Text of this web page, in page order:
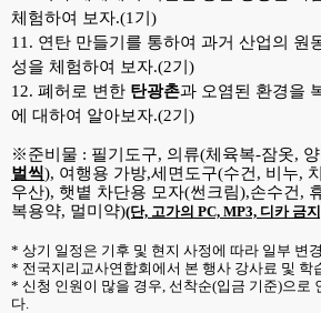
체험하여 보자.(1기)
11. 연탄 만들기를 통하여 과거 산업의 원
성을 체험하여 보자.(2기)
12. 폐허로 변한 탄광촌과 오염된 환경을
에 대하여 알아보자.(2기)
※준비물 : 필기도구, 의류(체육복-잠옷,
벌씩), 여행용 가방,세면도구(수건, 비누,
우산), 햇볕 차단용 모자(썬크림),손수건,
복용약, 멀미약)(단, 고가의 PC, MP3, 디카 금
* 상기 일정은 기후 및 현지 사정에 따라 일부 변
* 전국지리교사연합회에서 본 행사 강사료 및 학
* 신청 인원이 많을 경우, 선착순(입금 기 준)으로
다.